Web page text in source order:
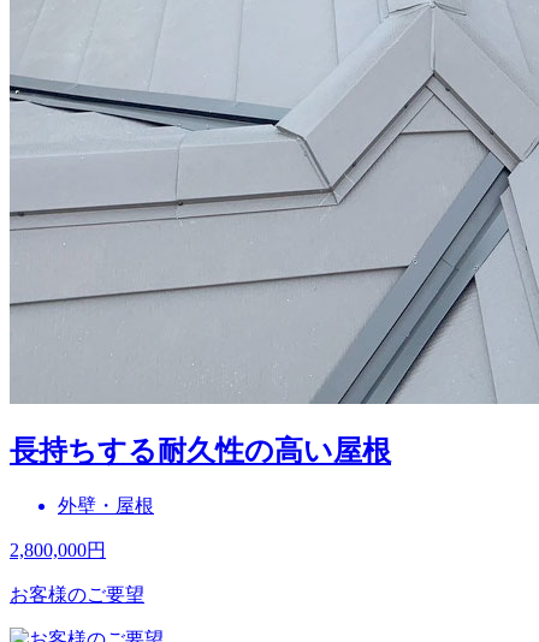
長持ちする耐久性の高い屋根
外壁・屋根
2,800,000円
お客様のご要望